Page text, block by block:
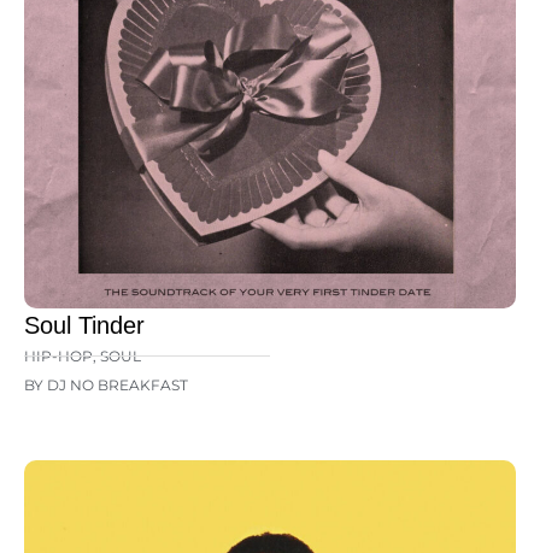
Soul Tinder
HIP-HOP,SOUL
BY DJ NO BREAKFAST